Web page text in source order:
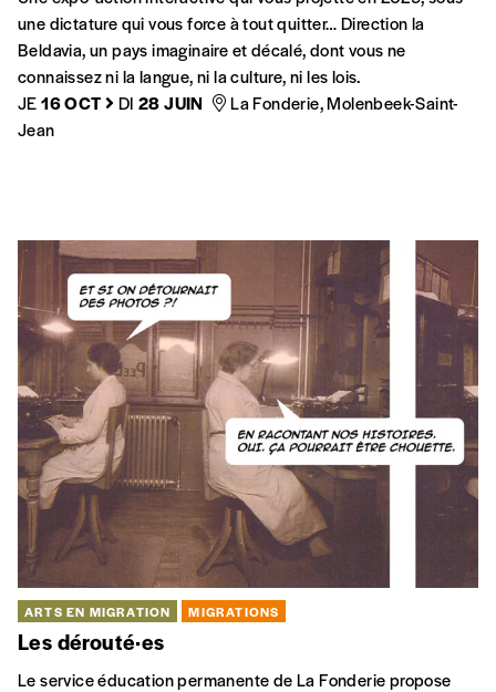
CITOYENNETÉ MIGRATIONS
Frontera
Ce spectacle jeune public a pour but d’éveiller le jeune public
ARTS EN MIGRATION MIGRATIONS
The Way Back
En 2015, le musicien Hussein Rassim a connu le voyage
chaotique de milliers de migrants partis d’Irak. Il a reconstruit
sa vie à Bruxelles. Avec sa compagne, la violoncelliste Juliette
Lacroix, il décide de refaire le trajet de cette migration en
sens inverse.
LU 19 DÉC Cinéma Palace, Bruxelles